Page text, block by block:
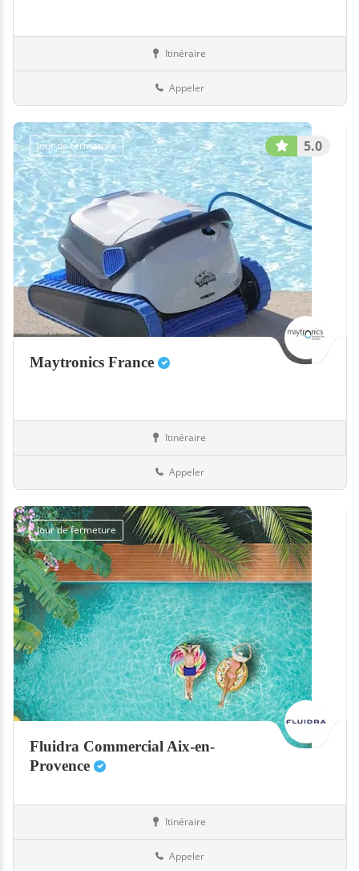
Itinéraire
Appeler
Jour de fermeture 5.0
Maytronics France
Itinéraire
Appeler
Jour de fermeture
Fluidra Commercial Aix-en-
Provence
Itinéraire
Appeler